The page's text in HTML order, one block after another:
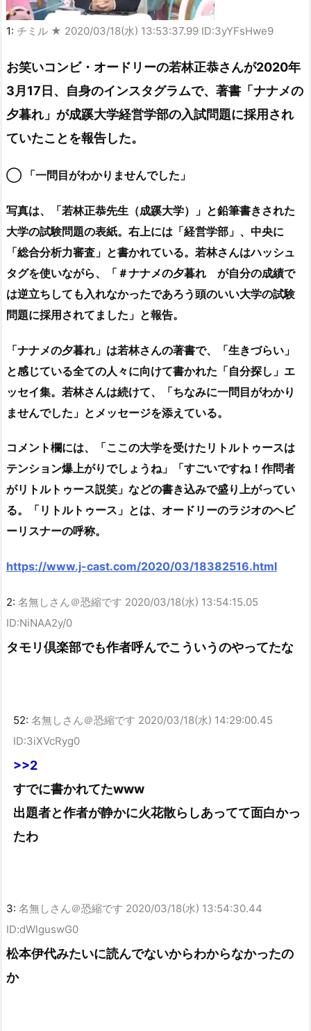
1: チミル ★ 2020/03/18(水) 13:53:37.99 ID:3yYFsHwe9
お笑いコンビ・オードリーの若林正恭さんが2020年
3月17日、自身のインスタグラムで、著書「ナナメの
夕暮れ」が成蹊大学経営学部の入試問題に採用され
ていたことを報告した。
◯ 「一問目がわかりませんでした」
写真は、「若林正恭先生（成蹊大学）」と鉛筆書きされた
大学の試験問題の表紙。右上には「経営学部」、中央に
「総合分析力審査」と書かれている。若林さんはハッシュ
タグを使いながら、「＃ナナメの夕暮れ が自分の成績で
は逆立ちしても入れなかったであろう頭のいい大学の試験
問題に採用されてました」と報告。
「ナナメの夕暮れ」は若林さんの著書で、「生きづらい」
と感じている全ての人々に向けて書かれた「自分探し」エ
ッセイ集。若林さんは続けて、「ちなみに一問目がわかり
ませんでした」とメッセージを添えている。
コメント欄には、「ここの大学を受けたリトルトゥースは
テンション爆上がりでしょうね」「すごいですね！作問者
がリトルトゥース説笑」などの書き込みで盛り上がってい
る。「リトルトゥース」とは、オードリーのラジオのヘビ
ーリスナーの呼称。
https://www.j-cast.com/2020/03/18382516.html
2: 名無しさん＠恐縮です 2020/03/18(水) 13:54:15.05
ID:NiNAA2y/0
タモリ倶楽部でも作者呼んでこういうのやってたな
52: 名無しさん＠恐縮です 2020/03/18(水) 14:29:00.45
ID:3iXVcRyg0
>>2
すでに書かれてたwww
出題者と作者が静かに火花散らしあってて面白かっ
たわ
3: 名無しさん＠恐縮です 2020/03/18(水) 13:54:30.44
ID:dWlguswG0
松本伊代みたいに読んでないからわからなかったの
か